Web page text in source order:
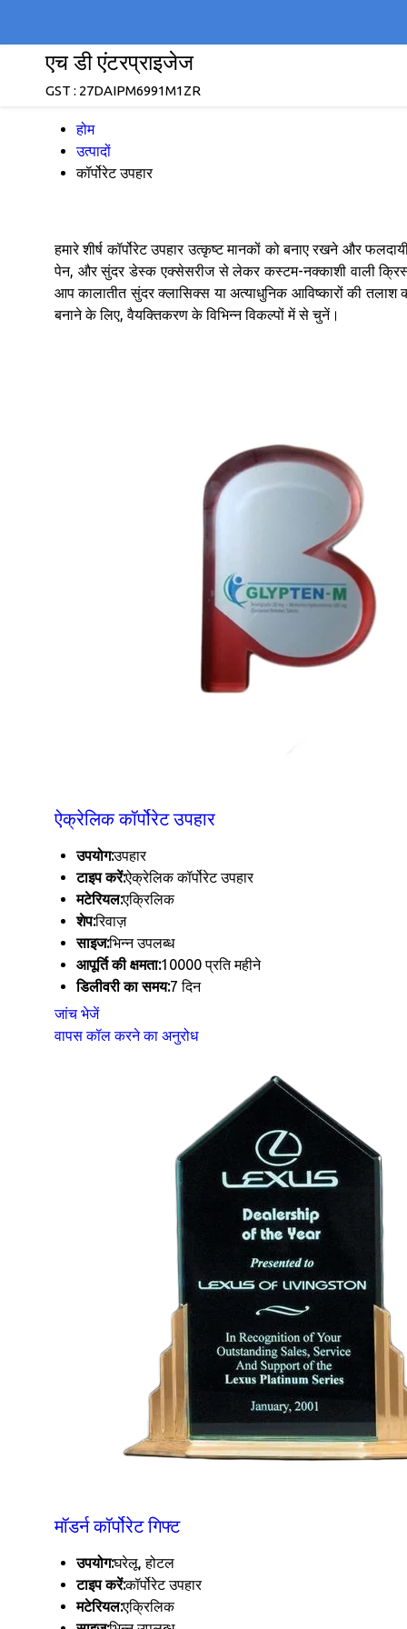
एच डी एंटरप्राइजेज
GST : 27DAIPM6991M1ZR
होम
उत्पादों
कॉर्पोरेट उपहार
हमारे शीर्ष कॉर्पोरेट उपहार उत्कृष्ट मानकों को बनाए रखने और
पेन, और सुंदर डेस्क एक्सेसरीज से लेकर कस्टम-नक्काशी वाली क्रिस्टल
आप कालातीत सुंदर क्लासिक्स या अत्याधुनिक आविष्कारों की तलाश
बनाने के लिए, वैयक्तिकरण के विभिन्न विकल्पों में से चुनें।
ऐक्रेलिक कॉर्पोरेट उपहार
उपयोग:उपहार
टाइप करें:ऐक्रेलिक कॉर्पोरेट उपहार
मटेरियल:एक्रिलिक
शेप:रिवाज़
साइज:भिन्न उपलब्ध
आपूर्ति की क्षमता:10000 प्रति महीने
डिलीवरी का समय:7 दिन
जांच भेजें
वापस कॉल करने का अनुरोध
मॉडर्न कॉर्पोरेट गिफ्ट
उपयोग:घरेलू, होटल
टाइप करें:कॉर्पोरेट उपहार
मटेरियल:एक्रिलिक